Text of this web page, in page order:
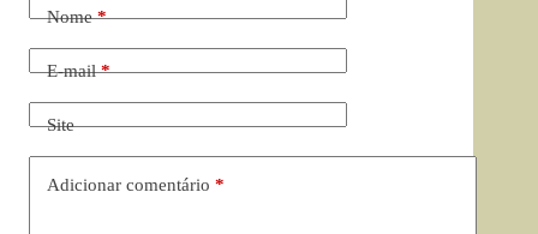
Nome*
E-mail*
Site
Adicionar comentário *